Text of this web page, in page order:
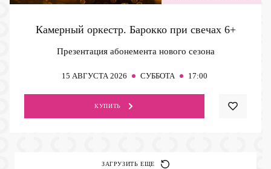
Камерный оркестр. Барокко при свечах 6+
Презентация абонемента нового сезона
15 АВГУСТА 2026 СУББОТА 17:00
КУПИТЬ
ЗАГРУЗИТЬ ЕЩЕ